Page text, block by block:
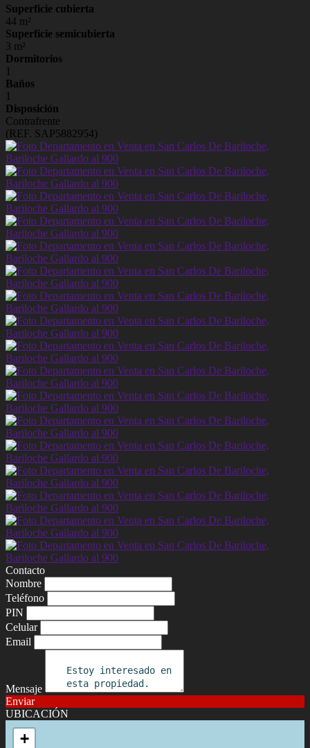
Superficie cubierta
44 m²
Superficie semicubierta
3 m²
Dormitorios
1
Baños
1
Disposición
Contrafrente
(REF. SAP5882954)
Contacto
Nombre
Teléfono
PIN
Celular
Email
Mensaje
Enviar
UBICACIÓN
+